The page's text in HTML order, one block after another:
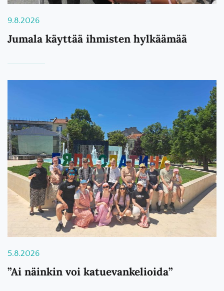
9.8.2026
Jumala käyttää ihmisten hylkäämää
5.8.2026
”Ai näinkin voi katuevankelioida”